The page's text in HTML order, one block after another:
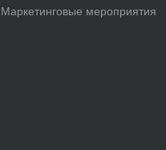
Маркетинговые мероприятия